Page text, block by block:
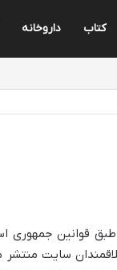
کتاب داروخانه
قوانین جمهوری
سایت